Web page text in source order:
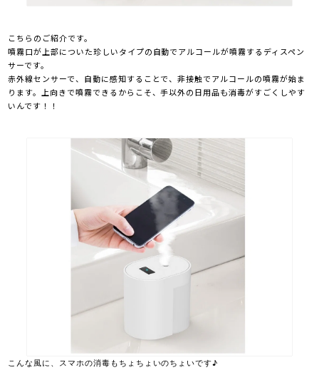
こちらのご紹介です。
噴霧口が上部についた珍しいタイプの自動でアルコールが噴霧するディスペン
サーです。
赤外線センサーで、自動に感知することで、非接触でアルコールの噴霧が始ま
ります。上向きで噴霧できるからこそ、手以外の日用品も消毒がすごくしやす
いんです！！
こんな風に、スマホの消毒もちょちょいのちょいです♪